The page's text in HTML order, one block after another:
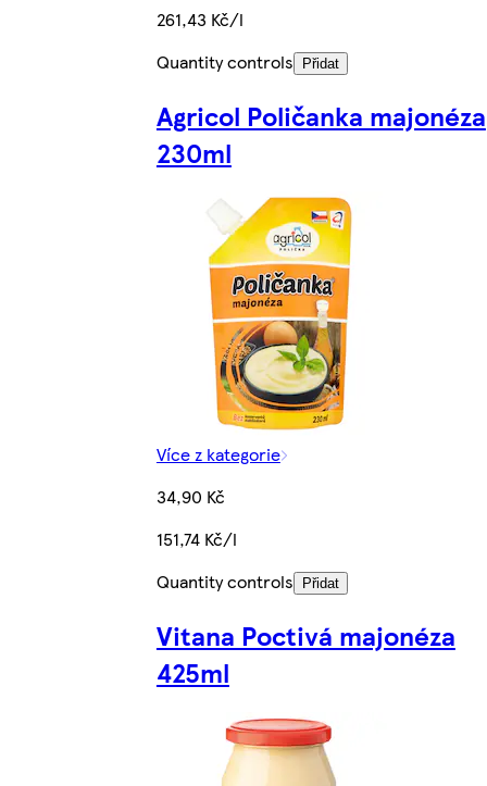
261,43 Kč/l
Quantity controls
Přidat
Agricol Poličanka majonéza
230ml
Více z kategorie
34,90 Kč
151,74 Kč/l
Quantity controls
Přidat
Vitana Poctivá majonéza
425ml